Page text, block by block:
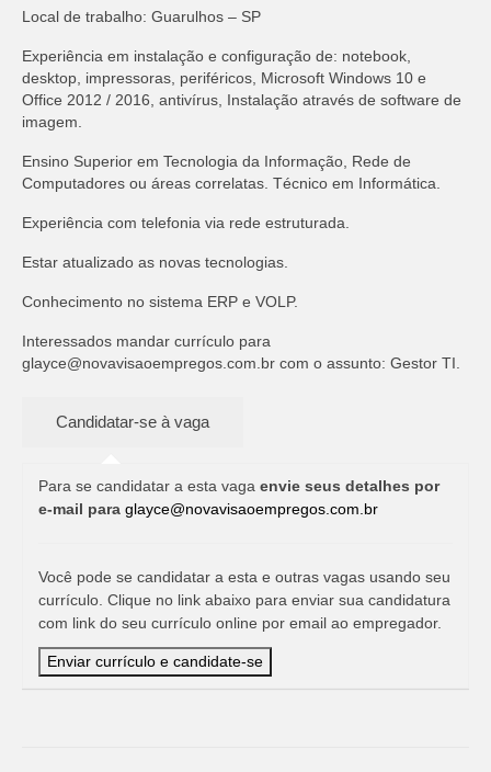
Local de trabalho: Guarulhos – SP
Experiência em instalação e configuração de: notebook,
desktop, impressoras, periféricos, Microsoft Windows 10 e
Office 2012 / 2016, antivírus, Instalação através de software de
imagem.
Ensino Superior em Tecnologia da Informação, Rede de
Computadores ou áreas correlatas. Técnico em Informática.
Experiência com telefonia via rede estruturada.
Estar atualizado as novas tecnologias.
Conhecimento no sistema ERP e VOLP.
Interessados mandar currículo para
glayce@novavisaoempregos.com.br com o assunto: Gestor TI.
Para se candidatar a esta vaga envie seus detalhes por
e-mail para glayce@novavisaoempregos.com.br
Você pode se candidatar a esta e outras vagas usando seu
currículo. Clique no link abaixo para enviar sua candidatura
com link do seu currículo online por email ao empregador.